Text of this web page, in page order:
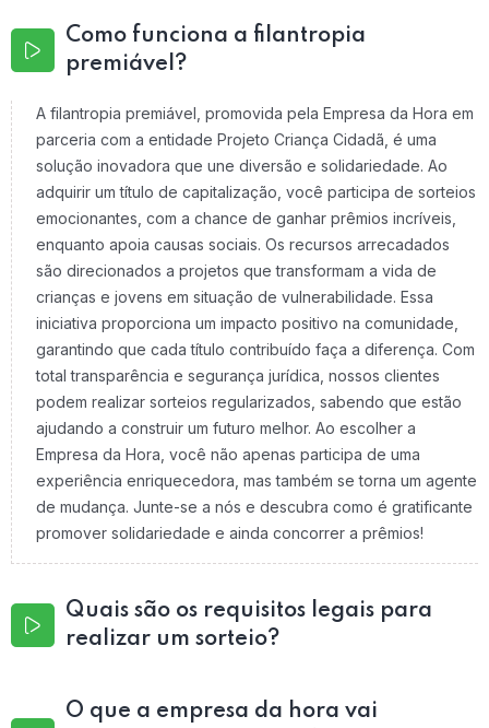
Como funciona a filantropia
premiável?
A filantropia premiável, promovida pela Empresa da Hora em
parceria com a entidade Projeto Criança Cidadã, é uma
solução inovadora que une diversão e solidariedade. Ao
adquirir um título de capitalização, você participa de sorteios
emocionantes, com a chance de ganhar prêmios incríveis,
enquanto apoia causas sociais. Os recursos arrecadados
são direcionados a projetos que transformam a vida de
crianças e jovens em situação de vulnerabilidade. Essa
iniciativa proporciona um impacto positivo na comunidade,
garantindo que cada título contribuído faça a diferença. Com
total transparência e segurança jurídica, nossos clientes
podem realizar sorteios regularizados, sabendo que estão
ajudando a construir um futuro melhor. Ao escolher a
Empresa da Hora, você não apenas participa de uma
experiência enriquecedora, mas também se torna um agente
de mudança. Junte-se a nós e descubra como é gratificante
promover solidariedade e ainda concorrer a prêmios!
Quais são os requisitos legais para
realizar um sorteio?
O que a empresa da hora vai